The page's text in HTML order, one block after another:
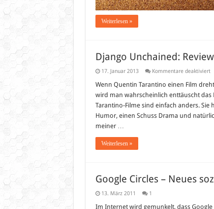
Weiterlesen »
Django Unchained:
17. Januar 2013 Kommentare deaktiviertfür
Wenn Quentin Tarantino einen Film
wird man wahrscheinlich enttäuscht das
Tarantino-Filme sind einfach anders. Sie
Humor, einen Schuss Drama und
meiner …
Weiterlesen »
Google Circles – Neues
13. März 2011 1
Im Internet wird gemunkelt, dass